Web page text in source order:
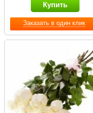
Заказать в один клик
Купить